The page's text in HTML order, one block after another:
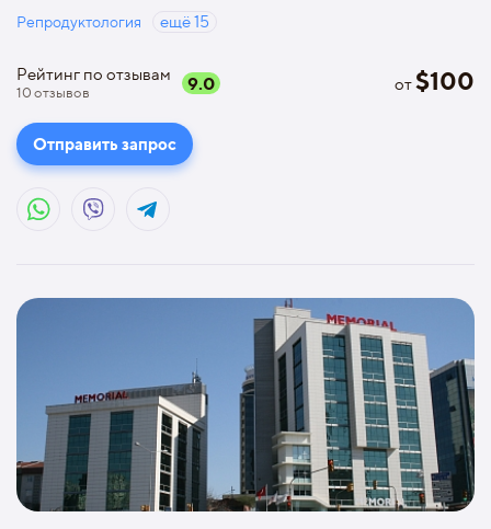
Репродуктология
ещё15
Рейтинг по отзывам
10отзывов 9.0 от$100
Отправить запрос